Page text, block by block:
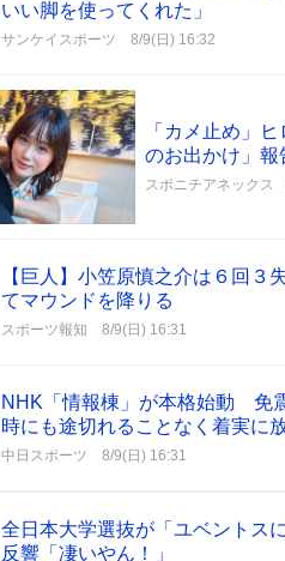
いい脚を使ってくれた」
サンケイスポーツ 8/9(日) 16:32
「カメ止め」
のお出かけ」
スポニチアネックス
【巨人】小笠原慎之介は６回
てマウンドを降りる
スポーツ報知 8/9(日) 16:31
NHK「情報棟」が本格始動 免
時にも途切れることなく着実
中日スポーツ 8/9(日) 16:31
全日本大学選抜が「ユベント
反響「凄いやん！」